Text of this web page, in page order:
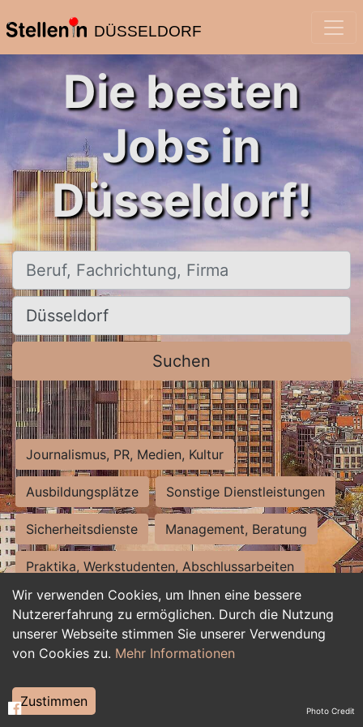
DÜSSELDORF
Wir verwenden Cookies, um Ihnen eine bessere
Nutzererfahrung zu ermöglichen. Durch die Nutzung
unserer Webseite stimmen Sie unserer Verwendung
von Cookies zu. Mehr Informationen
Zustimmen
Die besten
Jobs in
Düsseldorf!
Beruf, Fachrichtung, Firma
Ort, Stadt
Suchen
Journalismus, PR, Medien, Kultur
Ausbildungsplätze Sonstige Dienstleistungen
Sicherheitsdienste Management, Beratung
Praktika, Werkstudenten, Abschlussarbeiten
Personalwesen Assistenz, Sekretariat
Hilfskräfte, Aushilfs- und Nebenjobs
Weiterbildung, Studium, duale Ausbildung Photo Credit